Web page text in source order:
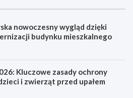
nowoczesny wygląd dzięki
budynku mieszkalnego
Kluczowe zasady ochrony
i zwierząt przed upałem